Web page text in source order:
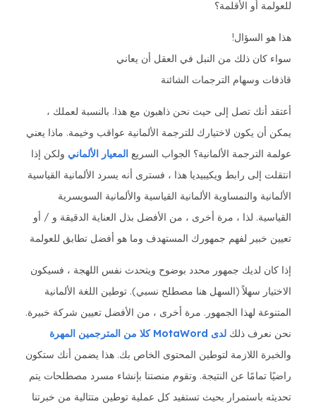
للعولمة أو الأقلمة؟
هذا هو السؤال!
سواء كان ذلك من النبل في العقل أن يعاني
قاذفات وسهام الترجمات الشائنة
أعتقد أنك تصل إلى حيث نحن ذاهبون مع هذا. بالنسبة لعملك ،
يمكن أن يكون لاختيارك للترجمة الألمانية عواقب وخيمة. ماذا يعني
عولمة الترجمة الألمانية؟ الجواب السريعالمعيار الألماني ولكن إذا
انتقلت إلى رابط ويكيبيديا هذا ، فسترى أنه يسرد الألمانية القياسية
الألمانية والنمساوية الألمانية القياسية والألمانية السويسرية
القياسية. لذا ، مرة أخرى ، من الأفضل بذل العناية الدقيقة و / أو
تعيين خبير لفهم جمهورك المستهدف وما هو أفضل تطابق للعولمة
إذا كان لديك جمهور محدد بوضوح ويتحدث نفس اللهجة ، فسيكون
الاختيار سهلاً (السهل هنا مصطلح نسبي). توطين اللغة الألمانية
المتنوعة لهذا الجمهور. مرة أخرى ، من الأفضل تعيين شركة خبيرة.
نحن نعرف ذلك لدى MotaWord كلا من المترجمين المهرة
والخبرة اللازمة لتوطين المحتوى الخاص بك. هذا يضمن أنك ستكون
راضيًا تمامًا عن النتيجة. وتقوم منصتنا بإنشاء مسرد مصطلحات يتم
تحديثه باستمرار بحيث تستفيد كل عملية توطين متتالية من خبرتنا